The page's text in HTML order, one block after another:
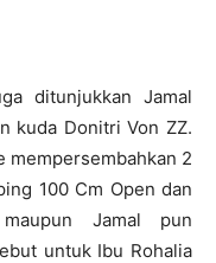
ditunjukkan Jamal
kuda Donitri Von ZZ.
mempersembahkan 2
100 Cm Open dan
Jamal pun
untuk Ibu Rohalia